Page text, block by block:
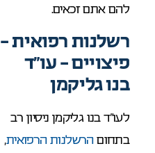
להם אתם זכאים.
רשלנות רפואית –
פיצויים – עו”ד
בנו גליקמן
לעו”ד בנו גליקמן ניסיון רב
בתחוםהרשלנות הרפואית,